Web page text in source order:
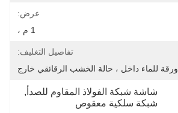
عرض:
تفاصيل التغليف:
ورقة للماء داخل ، حالة الخشب الرقائقي خارج
شاشة شبكة الفولاذ المقاوم للصدأ,
شبكة سلكية معقوص